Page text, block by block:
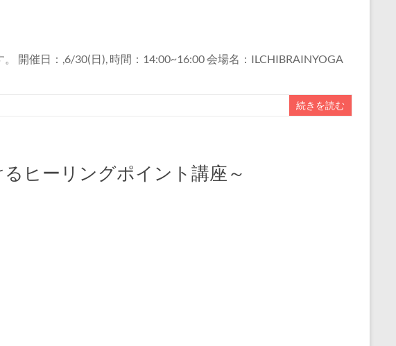
開催日：,6/30(日), 時間：14:00~16:00 会場名：ILCHIBRAINYOGA
続きを読む
ヒーリングポイント講座～